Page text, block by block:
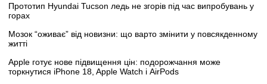
Прототип Hyundai Tucson ледь не згорів під час випробувань у
горах
Мозок “оживає” від новизни: що варто змінити у повсякденному
житті
Apple готує нове підвищення цін: подорожчання може
торкнутися iPhone 18, Apple Watch і AirPods